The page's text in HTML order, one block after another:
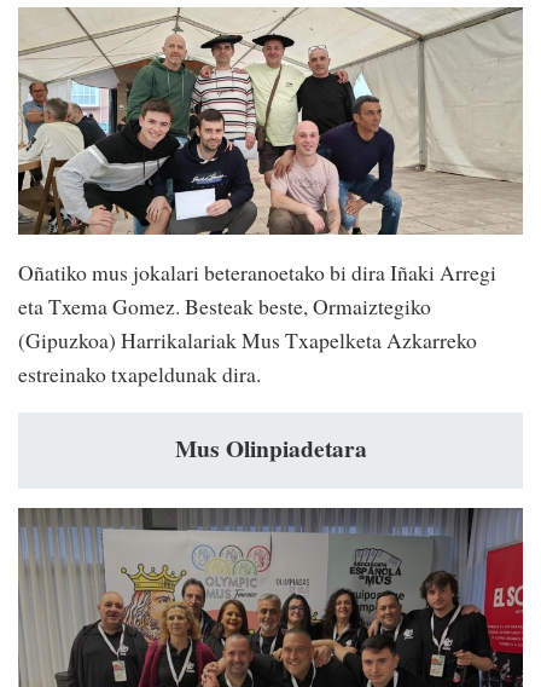
Oñatiko mus jokalari beteranoetako bi dira Iñaki Arregi
eta Txema Gomez. Besteak beste, Ormaiztegiko
(Gipuzkoa) Harrikalariak Mus Txapelketa Azkarreko
estreinako txapeldunak dira.
Mus Olinpiadetara